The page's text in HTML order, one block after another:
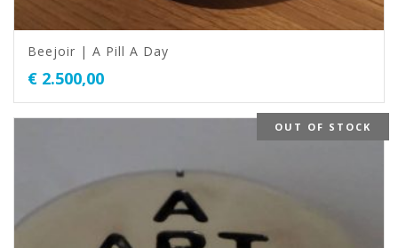
Beejoir | A Pill A Day
€ 2.500,00
OUT OF STOCK